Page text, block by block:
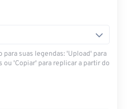
para suas legendas: 'Upload' para
ou 'Copiar' para replicar a partir do